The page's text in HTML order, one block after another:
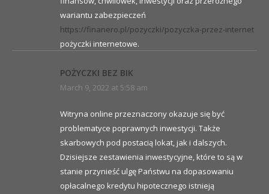
wariantu zabezpieczeń
https://finanero.pl/pozyczki/pozyczka-przez-internet
pożyczki internetowe.
POŻYCZKI BEZ BIK
March 9, 2022 at 5:58 am
Witryna online przeznaczony okazuje się być
problematyce poprawnych inwestycji. Także
skarbowych pod postacią lokat, jak i dalszych.
Dzisiejsze zestawienia inwestycyjne, które to są w
stanie przynieść ulgę Państwu na dopasowaniu
opłacalnego kredytu hipotecznego istnieją